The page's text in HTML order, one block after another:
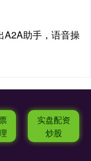
A2A助手，语音操
实盘配资
炒股